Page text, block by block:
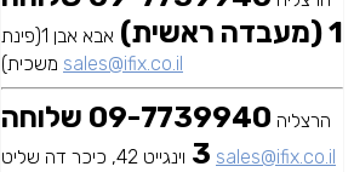
1 (מעבדה ראשית)
אבא אבן 1(פינת
משכית) sales@ifix.co.il
הרצליה
09-7739940 שלוחה
3 וינגייט 42, כיכר דה שליט sales@ifix.co.il